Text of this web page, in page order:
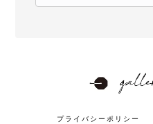
プライバシーポリシー